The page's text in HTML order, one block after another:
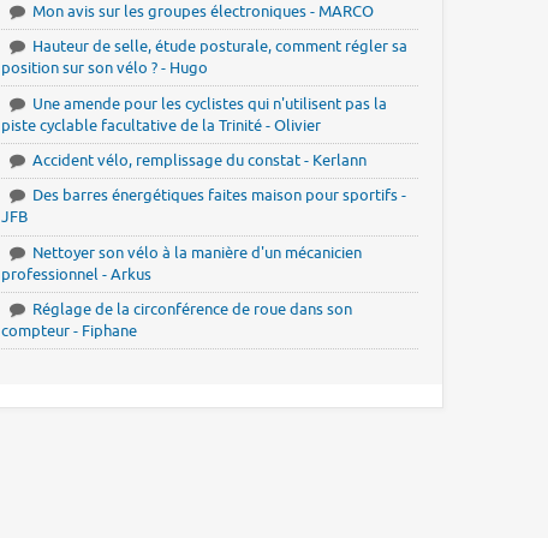
Mon avis sur les groupes électroniques - MARCO
Hauteur de selle, étude posturale, comment régler sa
position sur son vélo ? - Hugo
Une amende pour les cyclistes qui n'utilisent pas la
piste cyclable facultative de la Trinité - Olivier
Accident vélo, remplissage du constat - Kerlann
Des barres énergétiques faites maison pour sportifs -
JFB
Nettoyer son vélo à la manière d'un mécanicien
professionnel - Arkus
Réglage de la circonférence de roue dans son
compteur - Fiphane